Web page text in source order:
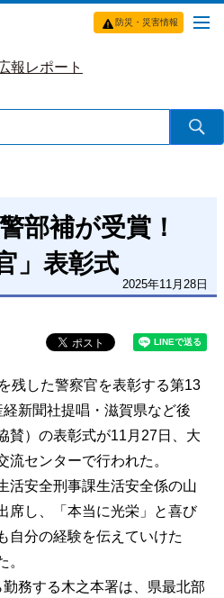
防災・災害情報
報レポート
部補が受賞！
」表彰式
2025年11月28日
残した警察官を表彰する第13
新聞社提唱・滋賀県など後
賛）の表彰式が11月27日、大
流センターで行われた。
活安全刑事課生活安全係の山
席し、「本当に光栄」と喜び
自分の経験を伝えていけた
。
務する木之本署は、県最北部